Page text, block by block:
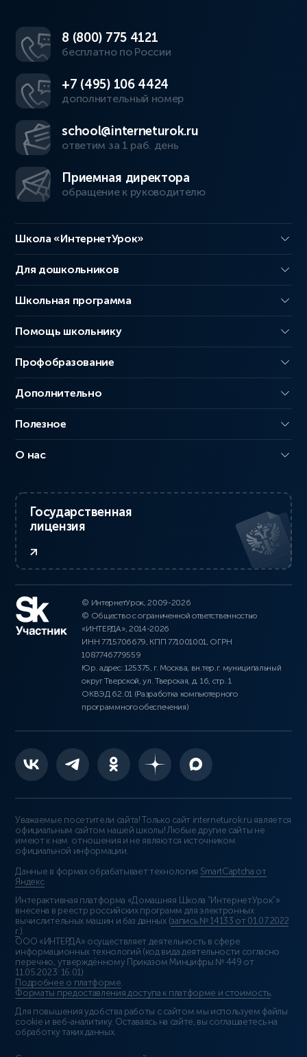
8 (800) 775 4121
бесплатно по России
+7 (495) 106 4424
дополнительный номер
school@interneturok.ru
ответим за 1 раб. день
Приемная директора
обращение к руководителю
Школа «ИнтернетУрок»
Для дошкольников
Школьная программа
Помощь школьнику
Профобразование
Дополнительно
Полезное
О нас
Государственная
лицензия
© ИнтернетУрок, 2009-2026
© Общество с ограниченной ответственностью
«ИНТЕРДА», 2014-2026
ИНН 7715706679, КПП 771001001, ОГРН
1087746779559
Юр. адрес: 125375, г. Москва, вн.тер.г. муниципальный
округ Тверской, ул. Тверская, д. 16, стр. 1
ОКВЭД 62.01 (Разработка компьютерного
программного обеспечения)
Уважаемые посетители сайта! Только сайт interneturok.ru является
официальным сайтом нашей школы! Любые другие сайты не
имеют к нам отношения и не являются источником
официальной информации.
Данные в формах обрабатывает технология SmartCaptcha от
Яндекс
Интерактивная платформа «Домашняя Школа “ИнтернетУрок”»
внесена в реестр российских программ для электронных
вычислительных машин и баз данных (запись № 14133 от 01.07.2022
г.).
ООО «ИНТЕРДА» осуществляет деятельность в сфере
информационных технологий (код вида деятельности согласно
перечню, утверждённому Приказом Минцифры № 449 от
11.05.2023: 16.01)
Подробнее о платформе.
Форматы предоставления доступа к платформе и стоимость.
Для повышения удобства работы с сайтом мы используем файлы
cookie и веб-аналитику. Оставаясь на сайте, вы соглашаетесь на
обработку таких данных.